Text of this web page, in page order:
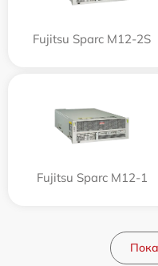
Fujitsu Sparc M12-2S
Fujitsu Sparc M12-1